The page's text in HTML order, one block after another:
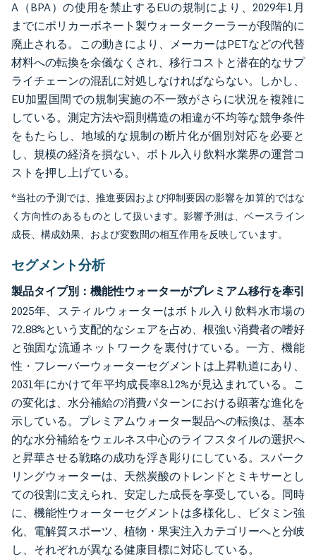
A（BPA）の使用を禁止するEUの規制により、2029年1月
までにポリカーボネート製ウォータークーラーが段階的に
廃止される。この動きにより、メーカーはPETなどの代替
材料への転換を余儀なくされ、移行コストと潜在的なサプ
ライチェーンの混乱に対処しなければならない。しかし、
EU加盟国間での規制実施の不一致がさらに状況を複雑に
している。測定方法や罰則構造の相違が不均等な競争条件
をもたらし、地域的な規制の断片化が個別対応を必要と
し、規模の経済を損ない、ボトル入り飲料水業界の運営コ
ストを押し上げている。
*当社の予測では、推進要因および抑制要因の影響を加算的ではな
く方向性のあるものとして扱います。影響予測は、ベースライン
成長、構成効果、および変数間の相互作用を反映しています。
セグメント分析
製品タイプ別：機能性ウォーターがプレミアム移行を牽引
2025年、スティルウォーターはボトル入り飲料水市場の
72.88%という支配的なシェアを占め、根強い消費者の嗜好
と強固な流通ネットワークを裏付けている。一方、機能
性・フレーバーウォーターセグメントは上昇軌道にあり、
2031年にかけて年平均成長率8.12%が見込まれている。こ
の変化は、水分補給の消費パターンにおける顕著な進化を
示している。プレミアムウォーター製品への転換は、基本
的な水分補給をウェルネス中心のライフスタイルの選択へ
と昇華させる戦略の成功を浮き彫りにしている。スパーク
リングウォーターは、天然炭酸のトレンドとミキサーとし
ての役割に支えられ、安定した成長を享受している。同時
に、機能性ウォーターセグメントは多様化し、ビタミン強
化、電解質スポーツ、植物・果実注入カテゴリーへと分岐
し、それぞれが異なる健康目標に対応している。